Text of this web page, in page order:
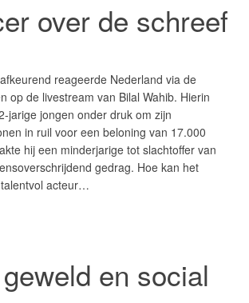
over de schreef
reageerde Nederland via de
op de livestream van Bilal Wahib. Hierin
jarige jongen onder druk om zijn
in ruil voor een beloning van 17.000
hij een minderjarige tot slachtoffer van
gedrag. Hoe kan het
acteur…
en social